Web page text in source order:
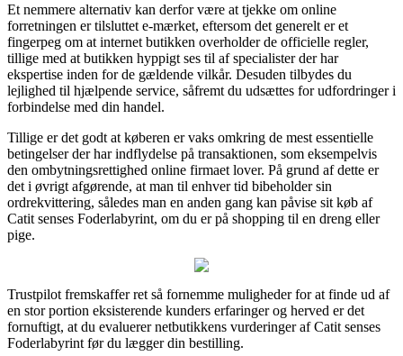
Et nemmere alternativ kan derfor være at tjekke om online
forretningen er tilsluttet e-mærket, eftersom det generelt er et
fingerpeg om at internet butikken overholder de officielle regler,
tillige med at butikken hyppigt ses til af specialister der har
ekspertise inden for de gældende vilkår. Desuden tilbydes du
lejlighed til hjælpende service, såfremt du udsættes for udfordringer i
forbindelse med din handel.
Tillige er det godt at køberen er vaks omkring de mest essentielle
betingelser der har indflydelse på transaktionen, som eksempelvis
den ombytningsrettighed online firmaet lover. På grund af dette er
det i øvrigt afgørende, at man til enhver tid bibeholder sin
ordrekvittering, således man en anden gang kan påvise sit køb af
Catit senses Foderlabyrint, om du er på shopping til en dreng eller
pige.
Trustpilot fremskaffer ret så fornemme muligheder for at finde ud af
en stor portion eksisterende kunders erfaringer og herved er det
fornuftigt, at du evaluerer netbutikkens vurderinger af Catit senses
Foderlabyrint før du lægger din bestilling.